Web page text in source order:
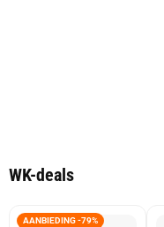
WK-deals
AANBIEDING -79%